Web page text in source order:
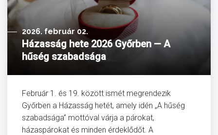
2026. február 02.
Házasság hete 2026 Győrben — A
hűség szabadsága
Február 1. és 19. között ismét megrendezik
Győrben a Házasság hetét, amely idén „A hűség
szabadsága” mottóval várja a párokat,
házaspárokat és minden érdeklődőt. A